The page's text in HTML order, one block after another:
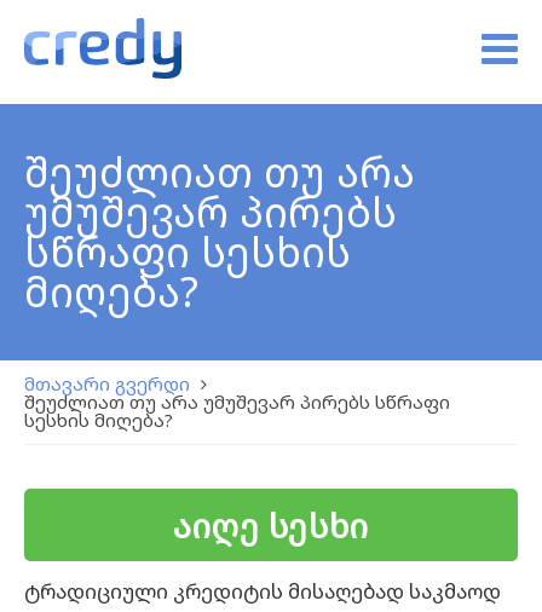
შეუძლიათ თუ არა
უმუშევარ პირებს
სწრაფი სესხის
მიღება?
მთავარი გვერდი
შეუძლიათ თუ არა უმუშევარ პირებს სწრაფი
სესხის მიღება?
აიღე სესხი
ტრადიციული კრედიტის მისაღებად საკმაოდ